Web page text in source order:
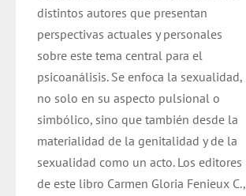
distintos autores que presentan
perspectivas actuales y personales
sobre este tema central para el
psicoanálisis. Se enfoca la sexualidad,
no solo en su aspecto pulsional o
simbólico, sino que también desde la
materialidad de la genitalidad y de la
sexualidad como un acto. Los editores
de este libro Carmen Gloria Fenieux C.,